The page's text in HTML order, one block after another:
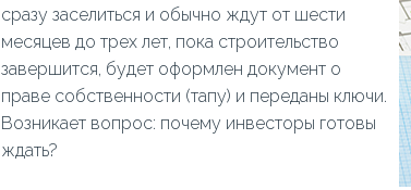
сразу заселиться и обычно ждут от шести
месяцев до трех лет, пока строительство
завершится, будет оформлен документ о
праве собственности (тапу) и переданы ключи.
Возникает вопрос: почему инвесторы готовы
ждать?